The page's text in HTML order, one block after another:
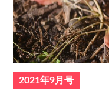
2021年9月号